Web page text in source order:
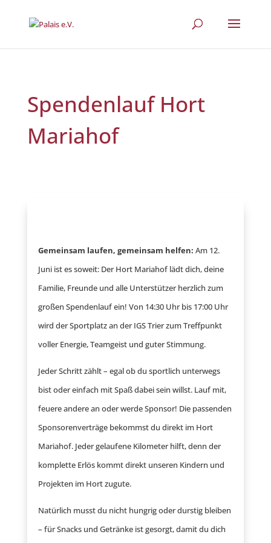
Spendenlauf Hort
Mariahof
Gemeinsam laufen, gemeinsam helfen: Am 12.
Juni ist es soweit: Der Hort Mariahof lädt dich, deine
Familie, Freunde und alle Unterstützer herzlich zum
großen Spendenlauf ein! Von 14:30 Uhr bis 17:00 Uhr
wird der Sportplatz an der IGS Trier zum Treffpunkt
voller Energie, Teamgeist und guter Stimmung.
Jeder Schritt zählt – egal ob du sportlich unterwegs
bist oder einfach mit Spaß dabei sein willst. Lauf mit,
feuere andere an oder werde Sponsor! Die passenden
Sponsorenverträge bekommst du direkt im Hort
Mariahof. Jeder gelaufene Kilometer hilft, denn der
komplette Erlös kommt direkt unseren Kindern und
Projekten im Hort zugute.
Natürlich musst du nicht hungrig oder durstig bleiben
– für Snacks und Getränke ist gesorgt, damit du dich